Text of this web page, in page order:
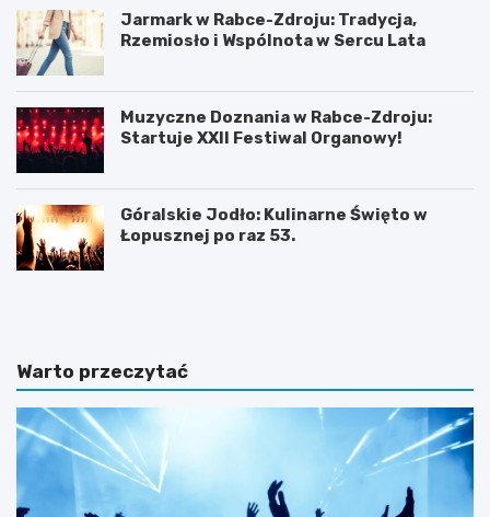
Jarmark w Rabce-Zdroju: Tradycja,
Rzemiosło i Wspólnota w Sercu Lata
Muzyczne Doznania w Rabce-Zdroju:
Startuje XXII Festiwal Organowy!
Góralskie Jodło: Kulinarne Święto w
Łopusznej po raz 53.
P
D
u
b
a
j
P
w
S
z
t
Warto przeczytać